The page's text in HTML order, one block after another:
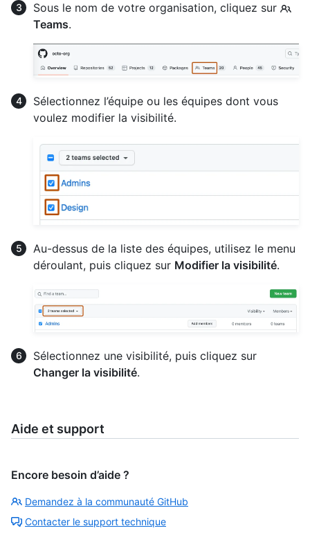
Sous le nom de votre organisation, cliquez sur
Teams.
Sélectionnez l’équipe ou les équipes dont vous
voulez modifier la visibilité.
Au-dessus de la liste des équipes, utilisez le menu
déroulant, puis cliquez sur Modifier la visibilité.
Sélectionnez une visibilité, puis cliquez sur
Changer la visibilité.
Aide et support
Encore besoin d’aide ?
Demandez à la communauté GitHub
Contacter le support technique